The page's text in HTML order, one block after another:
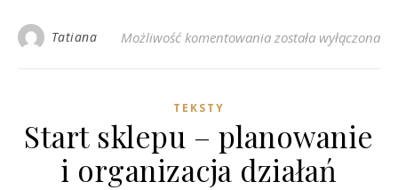
Tatiana Możliwość komentowania Od pomysłu do
została wyłączona
TEKSTY
Start sklepu – planowanie
i organizacja działań